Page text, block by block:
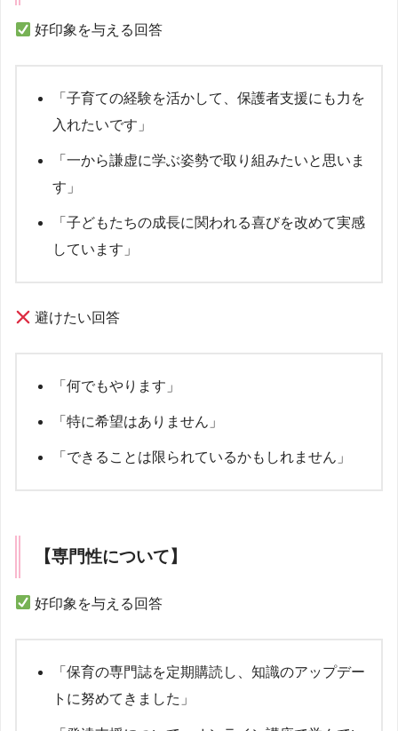
好印象を与える回答
「子育ての経験を活かして、保護者支援にも力を
入れたいです」
「一から謙虚に学ぶ姿勢で取り組みたいと思いま
す」
「子どもたちの成長に関われる喜びを改めて実感
しています」
避けたい回答
「何でもやります」
「特に希望はありません」
「できることは限られているかもしれません」
【専門性について】
好印象を与える回答
「保育の専門誌を定期購読し、知識のアップデー
トに努めてきました」